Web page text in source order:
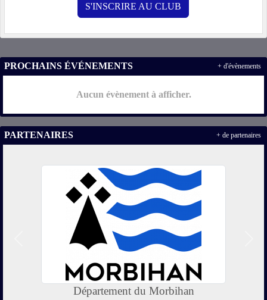
S'INSCRIRE AU CLUB
PROCHAINS ÉVÉNEMENTS
Aucun évènement à afficher.
+ d'évènements
PARTENAIRES
Département du Morbihan
+ de partenaires